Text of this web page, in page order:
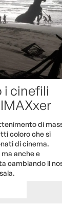
i cinefili
di
coloro che si
di cinema.
ma anche e
cambiando il